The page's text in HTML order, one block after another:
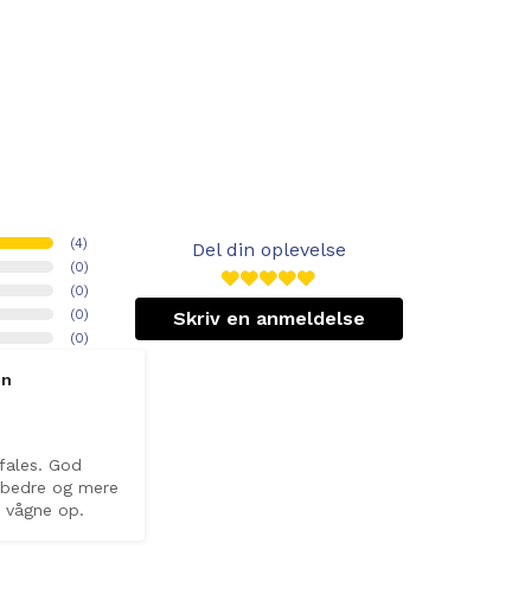
(4)
(0)
(0)
(0)
(0)
Del din oplevelse
Skriv en anmeldelse
God
og mere
op.